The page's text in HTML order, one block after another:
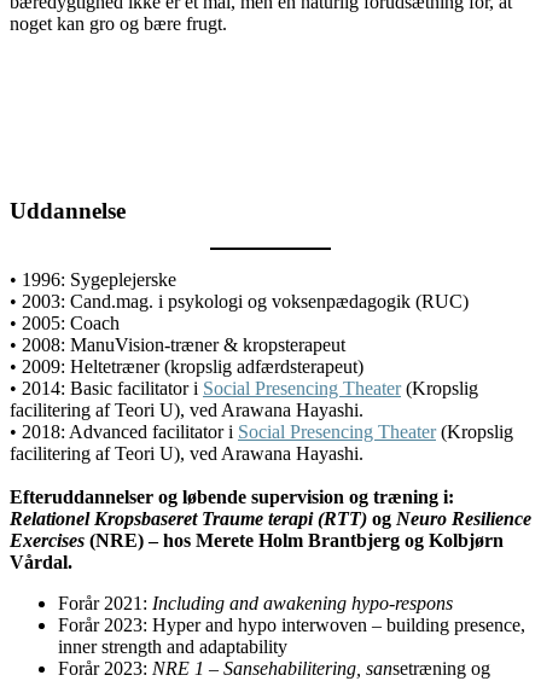
noget kan gro og bære frugt.
Uddannelse
• 1996: Sygeplejerske
• 2003: Cand.mag. i psykologi og voksenpædagogik (RUC)
• 2005: Coach
• 2008: ManuVision-træner & kropsterapeut
• 2009: Heltetræner (kropslig adfærdsterapeut)
• 2014: Basic facilitator i Social Presencing Theater(Kropslig
facilitering af Teori U), ved Arawana Hayashi.
• 2018: Advanced facilitator i Social Presencing Theater(Kropslig
facilitering af Teori U), ved Arawana Hayashi.
Efteruddannelser og løbende supervision og træning i:
Relationel Kropsbaseret Traume terapi (RTT) og Neuro Resilience
Exercises (NRE) – hos Merete Holm Brantbjerg og Kolbjørn
Vårdal.
Forår 2021: Including and awakening hypo-respons
Forår 2023: Hyper and hypo interwoven – building presence,
inner strength and adaptability
Forår 2023: NRE 1 – Sansehabilitering, sansetræning og